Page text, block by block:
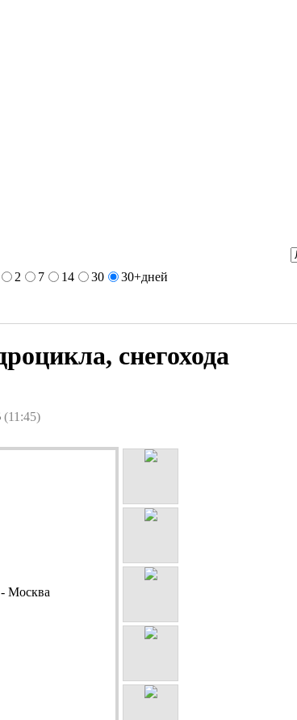
2 7 14 30 30+дней
снегохода
(11:45)